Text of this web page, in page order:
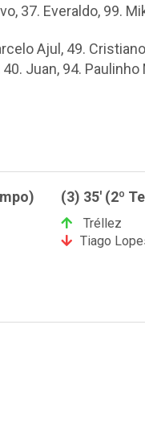
37. Everaldo, 99.
Ajul, 49.
Juan, 94.
(3) 35' (2º
Tréllez
Tiago